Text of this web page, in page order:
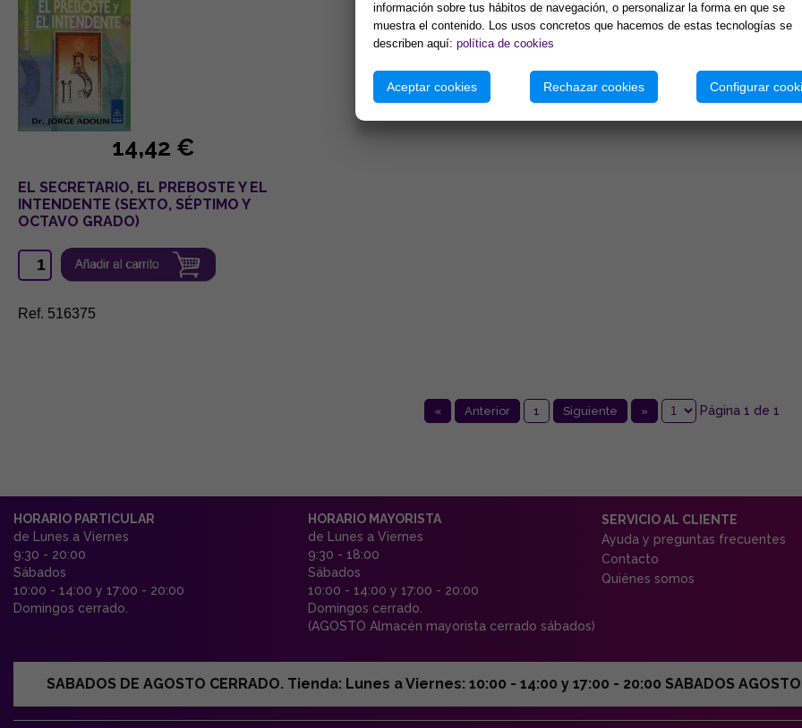
14,42 €
EL SECRETARIO, EL PREBOSTE Y EL
INTENDENTE (SEXTO, SÉPTIMO Y
OCTAVO GRADO)
Ref. 516375
« Anterior 1 Siguiente » Página 1 de 1
HORARIO PARTICULAR
de Lunes a Viernes
9:30 - 20:00
Sábados
10:00 - 14:00 y 17:00 - 20:00
Domingos cerrado.
HORARIO MAYORISTA
de Lunes a Viernes
9:30 - 18:00
Sábados
10:00 - 14:00 y 17:00 - 20:00
Domingos cerrado.
(AGOSTO Almacén mayorista cerrado sábados)
SERVICIO AL CLIENTE
Ayuda y preguntas frecuentes
Contacto
Quiénes somos
SABADOS DE AGOSTO CERRADO. Tienda: Lunes a Viernes: 10:00 - 14:00 y 17:00 - 20:00 SABADOS
información sobre tus hábitos de navegación, o personalizar la forma en que se
muestra el contenido. Los usos concretos que hacemos de estas tecnologías se
describen aquí: política de cookies
Aceptar cookies Rechazar cookies Configurar